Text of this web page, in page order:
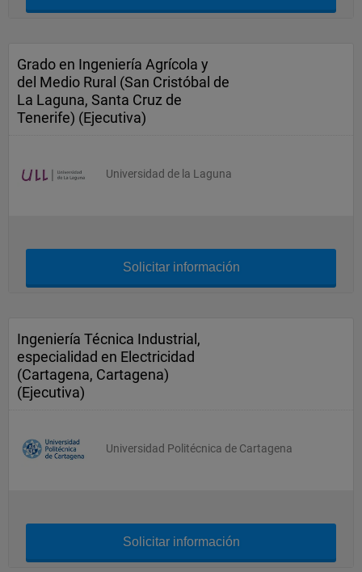
Grado en Ingeniería Agrícola y
del Medio Rural (San Cristóbal de
La Laguna, Santa Cruz de
Tenerife) (Ejecutiva)
Universidad de la Laguna
Solicitar información
Ingeniería Técnica Industrial,
especialidad en Electricidad
(Cartagena, Cartagena)
(Ejecutiva)
Universidad Politécnica de Cartagena
Solicitar información